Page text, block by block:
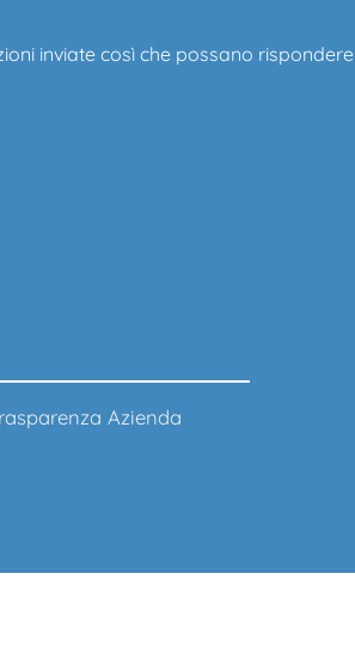
inviate così che possano rispondere
Azienda